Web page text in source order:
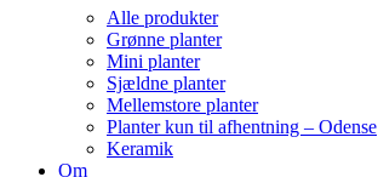
Alle produkter
Grønne planter
Mini planter
Sjældne planter
Mellemstore planter
Planter kun til afhentning – Odense
Keramik
Om